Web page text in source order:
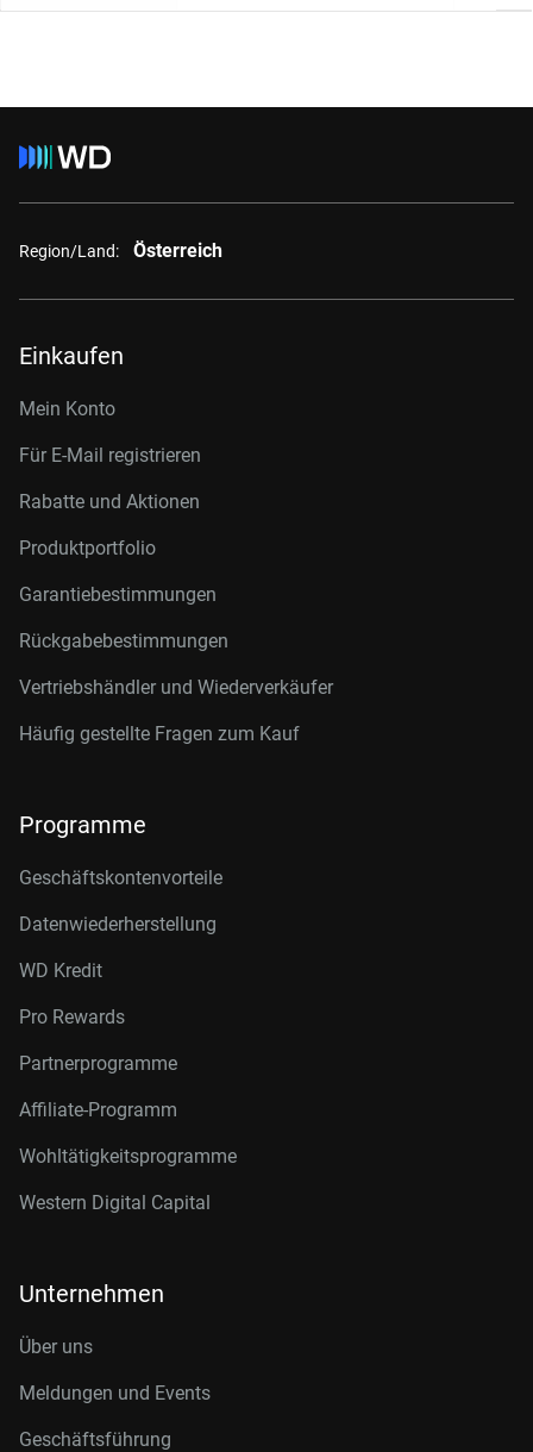
Region/Land: Österreich
Einkaufen
Mein Konto
Für E-Mail registrieren
Rabatte und Aktionen
Produktportfolio
Garantiebestimmungen
Rückgabebestimmungen
Vertriebshändler und Wiederverkäufer
Häufig gestellte Fragen zum Kauf
Programme
Geschäftskontenvorteile
Datenwiederherstellung
WD Kredit
Pro Rewards
Partnerprogramme
Affiliate-Programm
Wohltätigkeitsprogramme
Western Digital Capital
Unternehmen
Über uns
Meldungen und Events
Geschäftsführung